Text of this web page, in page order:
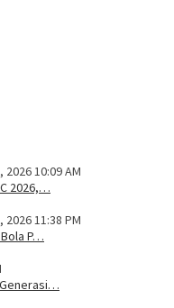
10:09 AM
2026,…
11:38 PM
P…